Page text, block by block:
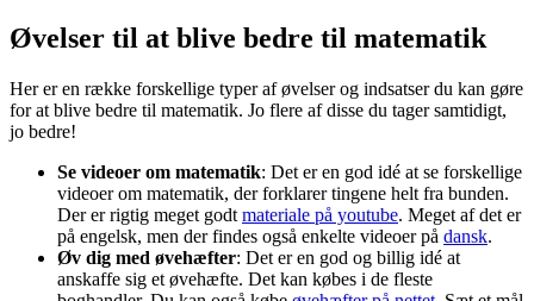
Øvelser til at blive bedre til matematik
Her er en række forskellige typer af øvelser og indsatser du kan gøre
for at blive bedre til matematik. Jo flere af disse du tager samtidigt,
jo bedre!
Se videoer om matematik: Det er en god idé at se forskellige
videoer om matematik, der forklarer tingene helt fra bunden.
Der er rigtig meget godt materiale på youtube. Meget af det er
på engelsk, men der findes også enkelte videoer på dansk.
Øv dig med øvehæfter: Det er en god og billig idé at
anskaffe sig et øvehæfte. Det kan købes i de fleste